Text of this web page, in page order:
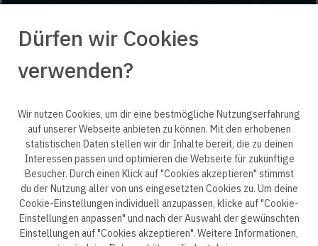
ep life science
Datenschutzerklärung B2B Datenschutzerklärung
Dürfen wir Cookies
verwenden?
Wir nutzen Cookies, um dir eine bestmögliche Nutzungserfahrung
auf unserer Webseite anbieten zu können. Mit den erhobenen
statistischen Daten stellen wir dir Inhalte bereit, die zu deinen
Interessen passen und optimieren die Webseite für zukünftige
Besucher. Durch einen Klick auf "Cookies akzeptieren" stimmst
du der Nutzung aller von uns eingesetzten Cookies zu. Um deine
Cookie-Einstellungen individuell anzupassen, klicke auf "Cookie-
Einstellungen anpassen" und nach der Auswahl der gewünschten
Einstellungen auf "Cookies akzeptieren". Weitere Informationen,